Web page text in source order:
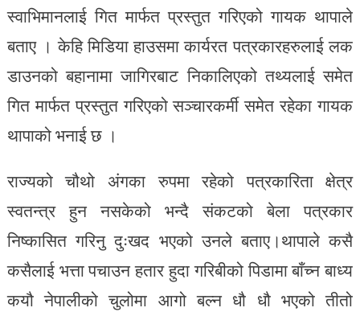
स्वाभिमानलाई गित मार्फत प्रस्तुत गरिएको गायक थापाले
बताए । केहि मिडिया हाउसमा कार्यरत पत्रकारहरुलाई लक
डाउनको बहानामा जागिरबाट निकालिएको तथ्यलाई समेत
गित मार्फत प्रस्तुत गरिएको सञ्चारकर्मी समेत रहेका गायक
थापाको भनाई छ ।
राज्यको चौथो अंगका रुपमा रहेको पत्रकारिता क्षेत्र
स्वतन्त्र हुन नसकेको भन्दै संकटको बेला पत्रकार
निष्कासित गरिनु दुःखद भएको उनले बताए।थापाले कसै
कसैलाई भत्ता पचाउन हतार हुदा गरिबीको पिडामा बाँच्न बाध्य
कयौ नेपालीको चुलोमा आगो बल्न धौ धौ भएको तीतो